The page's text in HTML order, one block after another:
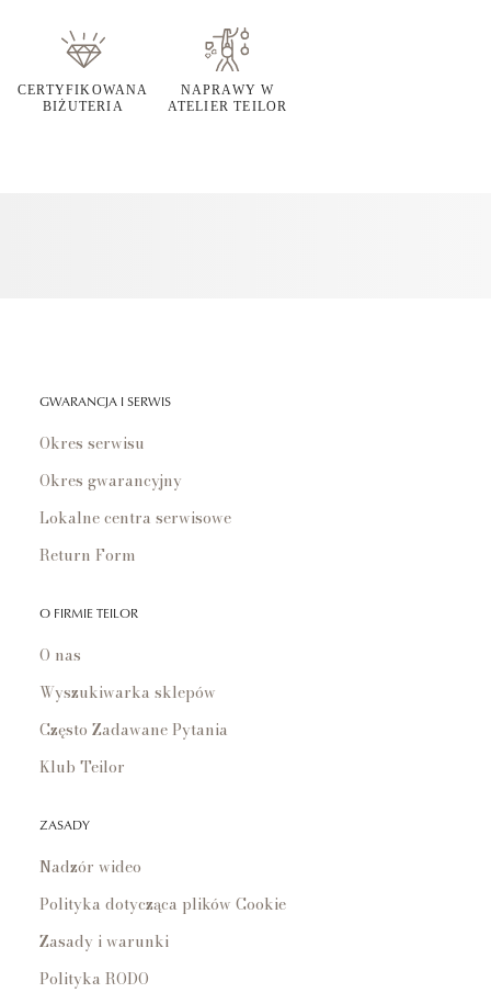
CERTYFIKOWANA
BIŻUTERIA
NAPRAWY W
ATELIER TEILOR
GWARANCJA I SERWIS
Okres serwisu
Okres gwarancyjny
Lokalne centra serwisowe
Return Form
O FIRMIE TEILOR
O nas
Wyszukiwarka sklepów
Często Zadawane Pytania
Klub Teilor
ZASADY
Nadzór wideo
Polityka dotycząca plików Cookie
Zasady i warunki
Polityka RODO